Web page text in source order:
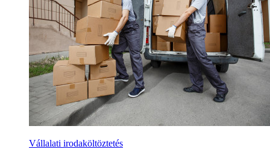
Vállalati irodaköltöztetés